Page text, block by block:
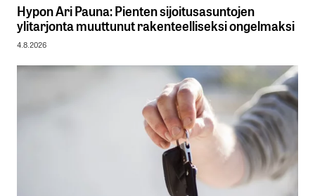
Hypon Ari Pauna: Pienten sijoitusasuntojen
ylitarjonta muuttunut rakenteelliseksi ongelmaksi
4.8.2026